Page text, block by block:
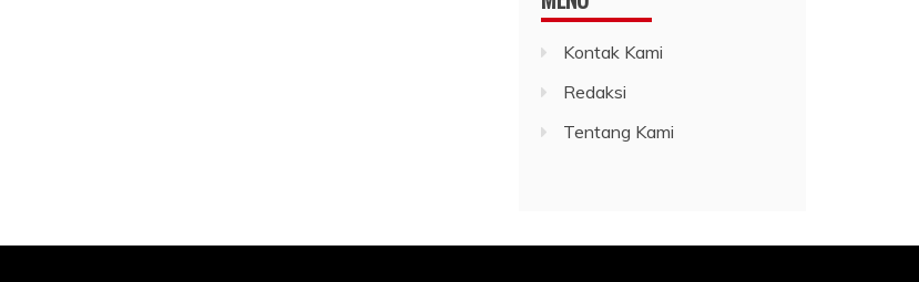
Kontak Kami
Redaksi
Tentang Kami